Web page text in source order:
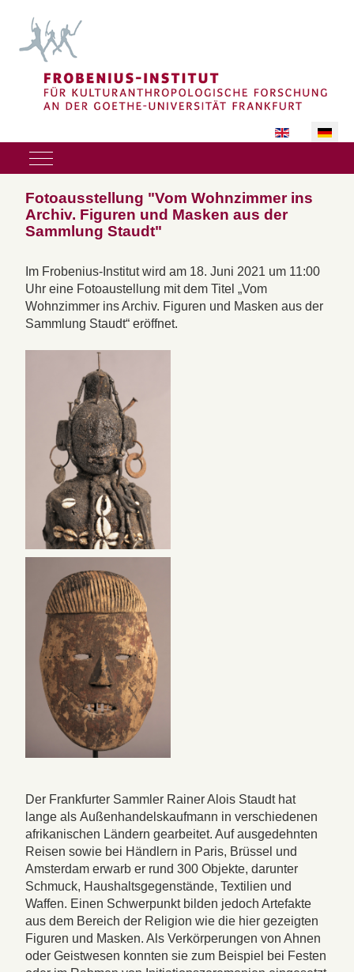
Sprache
Mobile Menu Toggle
Fotoausstellung "Vom Wohnzimmer ins
Archiv. Figuren und Masken aus der
Sammlung Staudt"
Im Frobenius-Institut wird am 18. Juni 2021 um 11:00
Uhr eine Fotoaustellung mit dem Titel „Vom
Wohnzimmer ins Archiv. Figuren und Masken aus der
Sammlung Staudt“ eröffnet.
Der Frankfurter Sammler Rainer Alois Staudt hat
lange als Außenhandelskaufmann in verschiedenen
afrikanischen Ländern gearbeitet. Auf ausgedehnten
Reisen sowie bei Händlern in Paris, Brüssel und
Amsterdam erwarb er rund 300 Objekte, darunter
Schmuck, Haushaltsgegenstände, Textilien und
Waffen. Einen Schwerpunkt bilden jedoch Artefakte
aus dem Bereich der Religion wie die hier gezeigten
Figuren und Masken. Als Verkörperungen von Ahnen
oder Geistwesen konnten sie zum Beispiel bei Festen